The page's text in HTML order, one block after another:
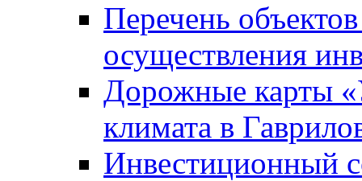
Перечень
осуществления
Дорожные карты
климата в
Инвестиционный